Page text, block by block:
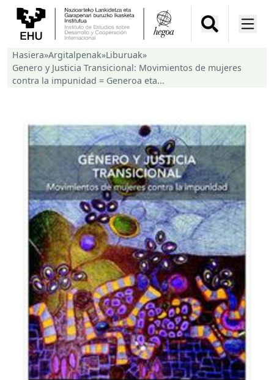
Hasiera»Argitalpenak»Liburuak»
Genero y Justicia Transicional: Movimientos de mujeres
contra la impunidad = Generoa eta...